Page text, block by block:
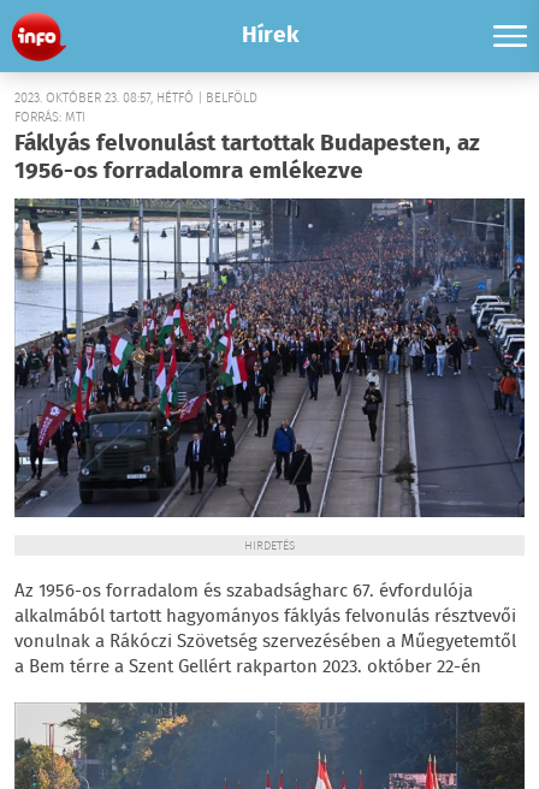
Hírek
2023. OKTÓBER 23. 08:57, HÉTFŐ | BELFÖLD
FORRÁS: MTI
Fáklyás felvonulást tartottak Budapesten, az
1956-os forradalomra emlékezve
HIRDETÉS
Az 1956-os forradalom és szabadságharc 67. évfordulója
alkalmából tartott hagyományos fáklyás felvonulás résztvevői
vonulnak a Rákóczi Szövetség szervezésében a Műegyetemtől
a Bem térre a Szent Gellért rakparton 2023. október 22-én